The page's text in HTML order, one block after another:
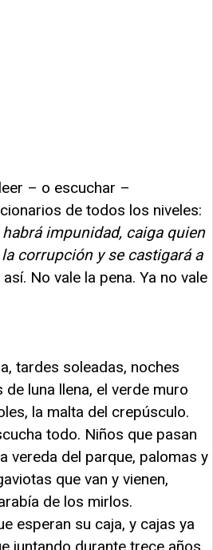
– o escuchar –
de todos los niveles:
impunidad, caiga quien
corrupción y se castigará a
No vale la pena. Ya no vale
tardes soleadas, noches
luna llena, el verde muro
la malta del crepúsculo.
todo. Niños que pasan
vereda del parque, palomas y
que van y vienen,
de los mirlos.
esperan su caja, y cajas ya